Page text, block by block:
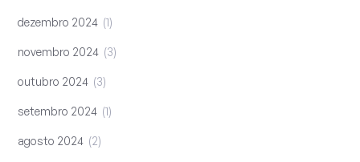
dezembro 2024 1
novembro 2024 3
outubro 2024 3
setembro 2024 1
agosto 2024 2